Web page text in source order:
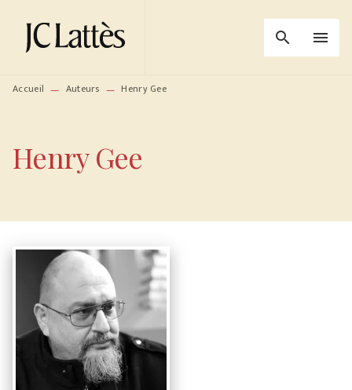
MENU RECHERCHE
PIED DE PAGE
search menu
Accueil — Auteurs — Henry Gee
Henry Gee